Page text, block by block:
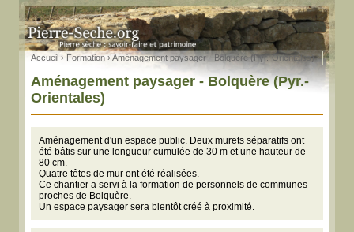
Accueil › Formation› Aménagement paysager - Bolquère (Pyr.-Orientales)
Aménagement paysager - Bolquère (Pyr.-
Orientales)
Aménagement d'un espace public. Deux murets séparatifs ont
été bâtis sur une longueur cumulée de 30 m et une hauteur de
80 cm.
Quatre têtes de mur ont été réalisées.
Ce chantier a servi à la formation de personnels de communes
proches de Bolquère.
Un espace paysager sera bientôt créé à proximité.